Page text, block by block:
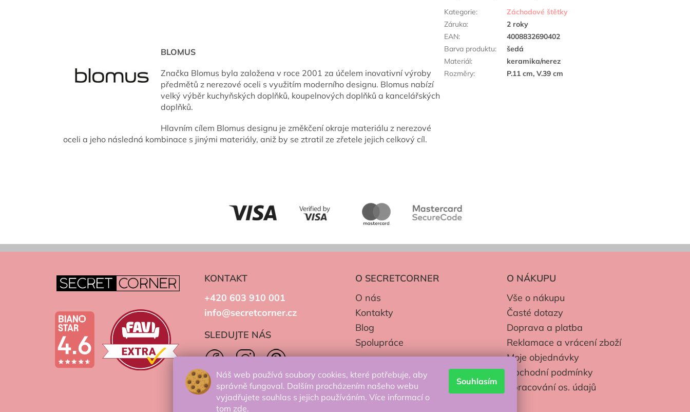
Náš web používá soubory cookies, které potřebuje, aby
správně fungoval. Dalším procházením našeho webu
vyjadřujete souhlas s jejich používáním. Více informací o
tom zde.
Souhlasím
BLOMUS
Značka Blomus byla založena v roce 2001 za účelem inovativní výroby
předmětů z nerezové oceli s využitím moderního designu. Blomus nabízí
velký výběr kuchyňských doplňků, koupelnových doplňků a kancelářských
doplňků.
Hlavním cílem Blomus designu je změkčení okraje materiálu z nerezové
oceli a jeho následná kombinace s jinými materiály, aniž by se ztratil ze zřetele jejich celkový cíl.
Kategorie:
Záchodové štětky
Záruka:
2 roky
EAN:
4008832690402
Barva produktu:
šedá
Materiál:
keramika/nerez
Rozměry: P.11 cm, V.39 cm
KONTAKT
+420 603 910 001
info@secretcorner.cz
SLEDUJTE NÁS
O SECRETCORNER
O nás
Kontakty
Blog
Spolupráce
O NÁKUPU
Vše o nákupu
Časté dotazy
Doprava a platba
Reklamace a vrácení zboží
Moje objednávky
Obchodní podmínky
Zpracování os. údajů